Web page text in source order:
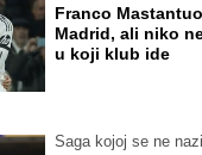
Franco
Madrid, ali niko
u koji klub ide
Saga kojoj se ne